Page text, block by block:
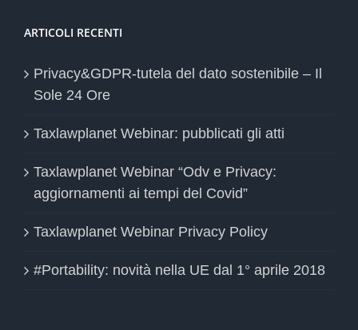
ARTICOLI RECENTI
Privacy&GDPR-tutela del dato sostenibile – Il
Sole 24 Ore
Taxlawplanet Webinar: pubblicati gli atti
Taxlawplanet Webinar “Odv e Privacy:
aggiornamenti ai tempi del Covid”
Taxlawplanet Webinar Privacy Policy
#Portability: novità nella UE dal 1° aprile 2018